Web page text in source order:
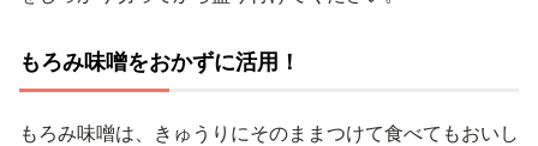
もろみ味噌をおかずに活用！
もろみ味噌は、きゅうりにそのままつけて食べてもおいし